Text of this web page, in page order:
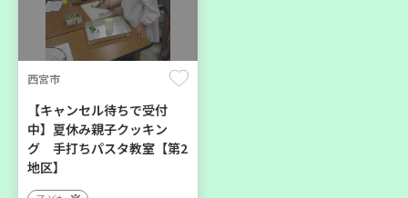
2026年
8月27
西宮市
【キャンセル待ちで受付
中】夏休み親子クッキン
グ 手打ちパスタ教室【第2
地区】